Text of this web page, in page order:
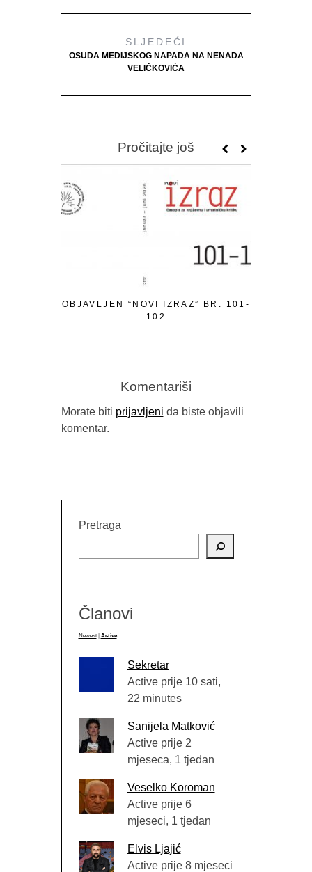
SLJEDEĆI
OSUDA MEDIJSKOG NAPADA NA NENADA
VELIČKOVIĆA
Pročitajte još
OBJAVLJEN “NOVI IZRAZ” BR. 101-
102
Komentariši
Morate biti prijavljeni da biste objavili
komentar.
Pretraga
Članovi
Newest Active
Sekretar
Active prije 10 sati,
22 minutes
Sanijela Matković
Active prije 2
mjeseca, 1 tjedan
Veselko Koroman
Active prije 6
mjeseci, 1 tjedan
Elvis Ljajić
Active prije 8 mjeseci